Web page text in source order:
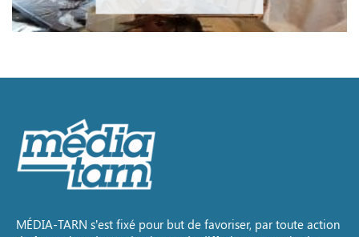
MÉDIA-TARN s’est fixé pour but de favoriser, par toute action